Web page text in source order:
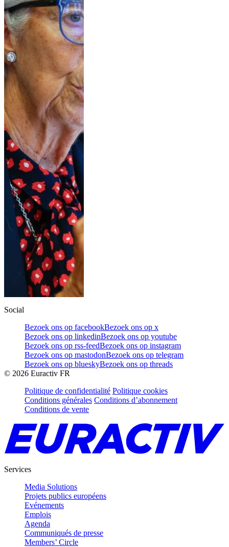
Social
Bezoek ons op facebookBezoek ons op x
Bezoek ons op linkedinBezoek ons op youtube
Bezoek ons op rss-feedBezoek ons op instagram
Bezoek ons op mastodonBezoek ons op telegram
Bezoek ons op blueskyBezoek ons op threads
© 2026 Euractiv FR
Politique de confidentialité Politique cookies
Conditions générales Conditions d’abonnement
Conditions de vente
Services
Media Solutions
Projets publics européens
Evénements
Emplois
Agenda
Communiqués de presse
Members’ Circle